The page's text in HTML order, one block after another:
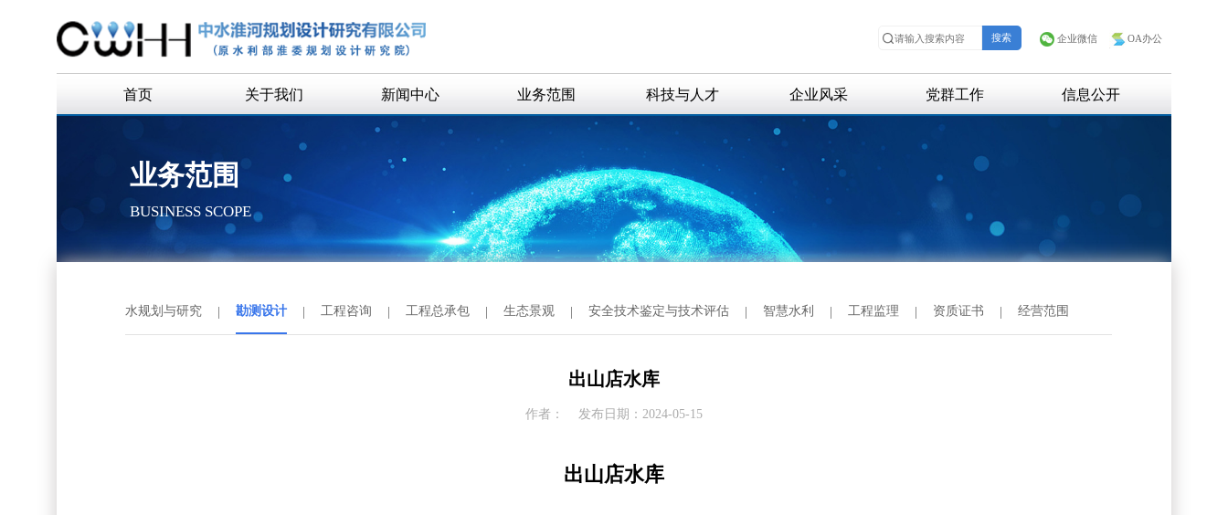
企业微信 OA办公
首页 关于我们
公司领导
组织机构
历史沿革
新闻中心 业务范围
勘测设计
生态景观
工程总承包
科技与人才
科研项目
获奖项目
精英团队
企业风采 党群工作 信息公开
业务范围
BUSINESS SCOPE
水规划与研究 | 勘测设计 | 工程咨询 | 工程总承包 | 生态景观 | 安全技术鉴定与技术评估 | 智慧水利 | 工程监理 | 资质证书 | 经营范围
出山店水库
作者： 发布日期：2024-05-15
出山店水库